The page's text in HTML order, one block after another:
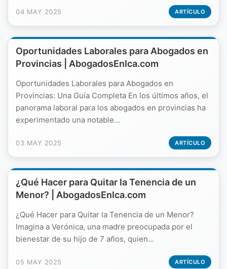
04 MAY 2025 ARTÍCULO
Oportunidades Laborales para Abogados en
Provincias | AbogadosEnIca.com
Oportunidades Laborales para Abogados en
Provincias: Una Guía Completa En los últimos años, el
panorama laboral para los abogados en provincias ha
experimentado una notable...
03 MAY 2025 ARTÍCULO
¿Qué Hacer para Quitar la Tenencia de un
Menor? | AbogadosEnIca.com
¿Qué Hacer para Quitar la Tenencia de un Menor?
Imagina a Verónica, una madre preocupada por el
bienestar de su hijo de 7 años, quien...
05 MAY 2025 ARTÍCULO